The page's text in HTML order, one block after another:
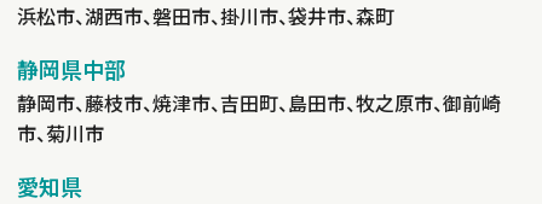
浜松市、湖西市、磐田市、掛川市、袋井市、森町
静岡県中部
静岡市、藤枝市、焼津市、吉田町、島田市、牧之原市、御前崎
市、菊川市
愛知県